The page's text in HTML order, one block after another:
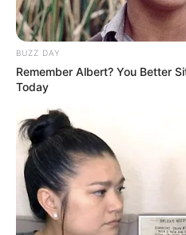
l’autostart de Vincennes met
candidatures solides.
particulièrement l’attention
confiants de leurs
l’essentiel des espoirs. Dès
s’impose, basée sur les
entourages et les éléments
9 JAZZ DE PADD : une
malgré un numéro
BUZZ DAY
Remember Albert? You Better
Today